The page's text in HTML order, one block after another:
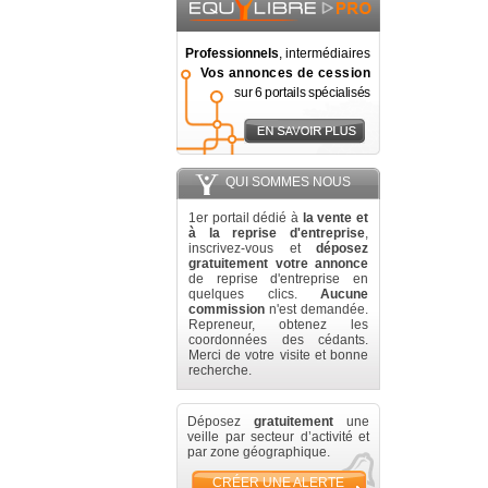
Professionnels, intermédiaires
Vos annonces de cession
sur 6 portails spécialisés
QUI SOMMES NOUS
1er portail dédié à la vente et
à la reprise d'entreprise,
inscrivez-vous et déposez
gratuitement votre annonce
de reprise d'entreprise en
quelques clics. Aucune
commission n'est demandée.
Repreneur, obtenez les
coordonnées des cédants.
Merci de votre visite et bonne
recherche.
Déposez gratuitement une
veille par secteur d’activité et
par zone géographique.
CRÉER UNE ALERTE